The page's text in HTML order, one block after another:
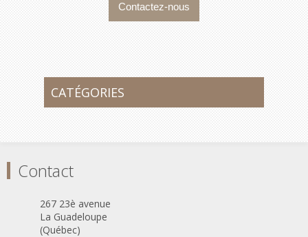
CATÉGORIES
Contact
267 23è avenue
La Guadeloupe
(Québec)